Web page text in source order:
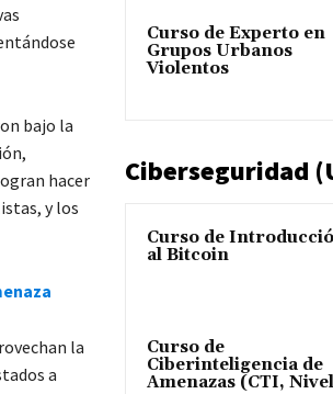
bajo la
hacer
y los
la
a
Curso de Experto en
Grupos Urbanos
Violentos
Ciberseguridad
Curso de
al Bitcoin
Curso de
Ciberinteligencia de
Amenazas (CTI,